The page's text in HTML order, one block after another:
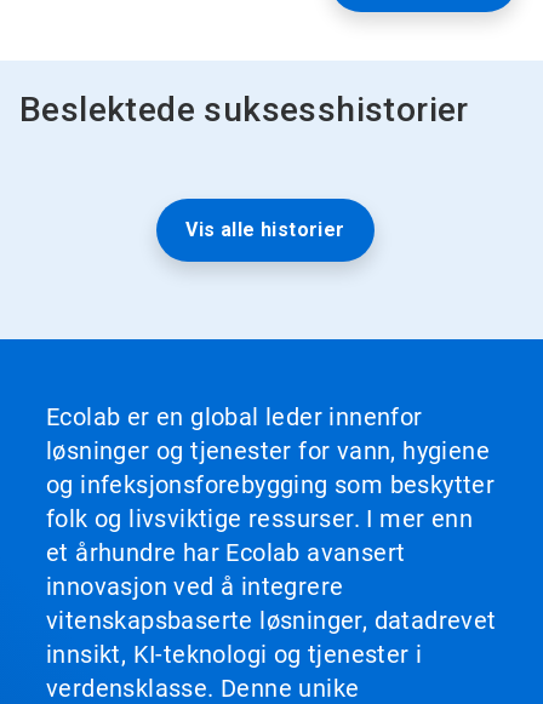
Beslektede suksesshistorier
Vis alle historier
Ecolab er en global leder innenfor
løsninger og tjenester for vann, hygiene
og infeksjonsforebygging som beskytter
folk og livsviktige ressurser. I mer enn
et århundre har Ecolab avansert
innovasjon ved å integrere
vitenskapsbaserte løsninger, datadrevet
innsikt, KI-teknologi og tjenester i
verdensklasse. Denne unike